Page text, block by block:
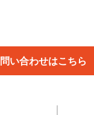
い合わせはこちら